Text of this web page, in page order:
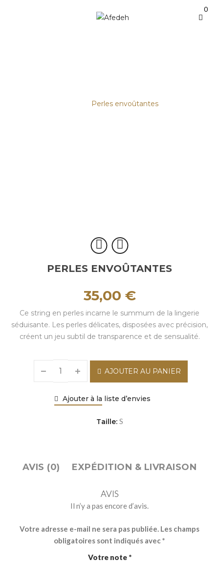
0
Perles envoûtantes
PERLES ENVOÛTANTES
35,00 €
Ce string en perles incarne le summum de la lingerie
séduisante. Les perles délicates, disposées avec précision,
créent un jeu subtil de transparence et de sensualité.
AJOUTER AU PANIER
Ajouter à la liste d’envies
Taille: S
AVIS (0) EXPÉDITION & LIVRAISON
AVIS
Il n’y a pas encore d’avis.
Votre adresse e-mail ne sera pas publiée. Les champs
obligatoires sont indiqués avec *
Votre note *